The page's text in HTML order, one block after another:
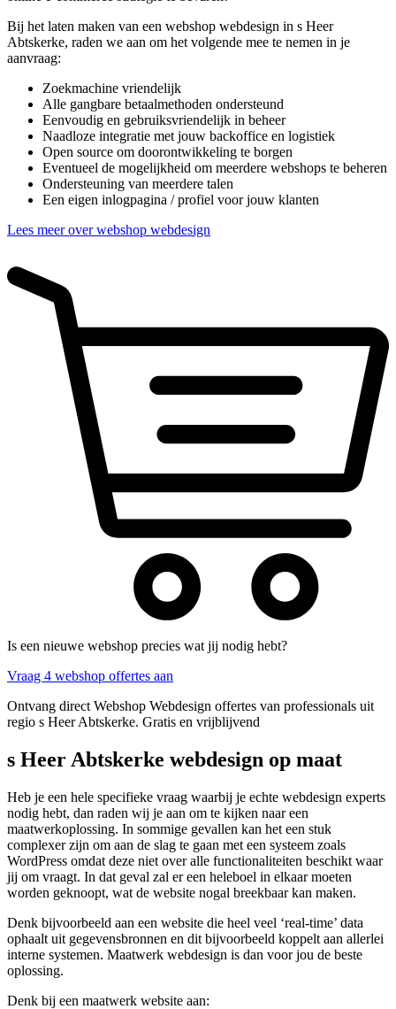
Bij het laten maken van een webshop webdesign in s Heer
Abtskerke, raden we aan om het volgende mee te nemen in je
aanvraag:
Zoekmachine vriendelijk
Alle gangbare betaalmethoden ondersteund
Eenvoudig en gebruiksvriendelijk in beheer
Naadloze integratie met jouw backoffice en logistiek
Open source om doorontwikkeling te borgen
Eventueel de mogelijkheid om meerdere webshops te beheren
Ondersteuning van meerdere talen
Een eigen inlogpagina / profiel voor jouw klanten
Lees meer over webshop webdesign
Is een nieuwe webshop precies wat jij nodig hebt?
Vraag 4 webshop offertes aan
Ontvang direct Webshop Webdesign offertes van professionals uit
regio s Heer Abtskerke. Gratis en vrijblijvend
s Heer Abtskerke webdesign op maat
Heb je een hele specifieke vraag waarbij je echte webdesign experts
nodig hebt, dan raden wij je aan om te kijken naar een
maatwerkoplossing. In sommige gevallen kan het een stuk
complexer zijn om aan de slag te gaan met een systeem zoals
WordPress omdat deze niet over alle functionaliteiten beschikt waar
jij om vraagt. In dat geval zal er een heleboel in elkaar moeten
worden geknoopt, wat de website nogal breekbaar kan maken.
Denk bijvoorbeeld aan een website die heel veel ‘real-time’ data
ophaalt uit gegevensbronnen en dit bijvoorbeeld koppelt aan allerlei
interne systemen. Maatwerk webdesign is dan voor jou de beste
oplossing.
Denk bij een maatwerk website aan: